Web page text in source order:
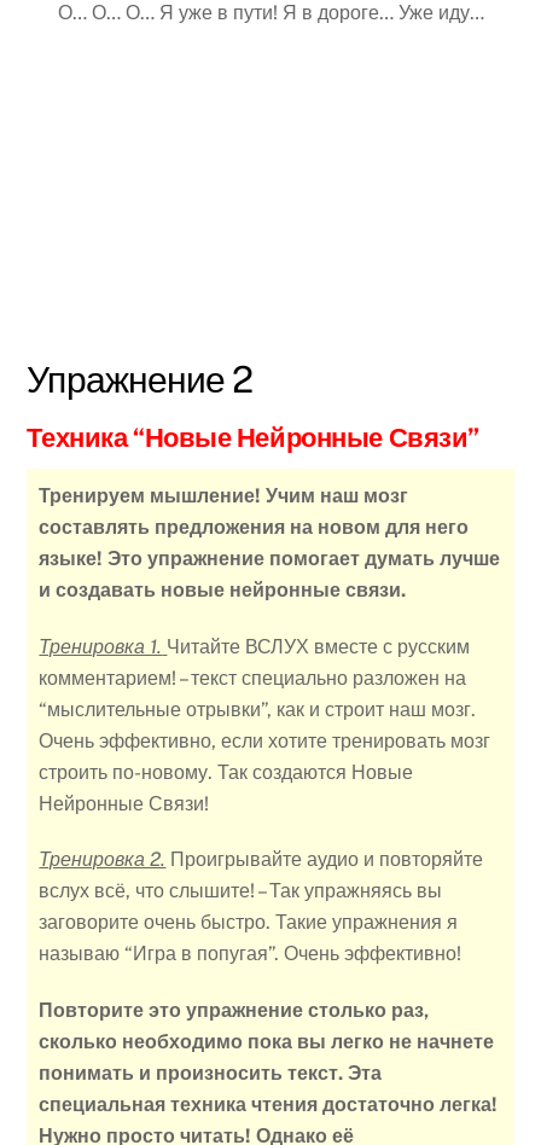
О… О… О… Я уже в пути! Я в дороге… Уже иду…
Упражнение 2
Техника “Новые Нейронные Связи”
Тренируем мышление! Учим наш мозг
составлять предложения на новом для него
языке! Это упражнение помогает думать лучше
и создавать новые нейронные связи.
Тренировка 1. Читайте ВСЛУХ вместе с русским
комментарием! – текст специально разложен на
“мыслительные отрывки”, как и строит наш мозг.
Очень эффективно, если хотите тренировать мозг
строить по-новому. Так создаются Новые
Нейронные Связи!
Тренировка 2. Проигрывайте аудио и повторяйте
вслух всё, что слышите! – Так упражняясь вы
заговорите очень быстро. Такие упражнения я
называю “Игра в попугая”. Очень эффективно!
Повторите это упражнение столько раз,
сколько необходимо пока вы легко не начнете
понимать и произносить текст.Эта
специальная техника чтения достаточно легка!
Нужно просто читать! Однако её